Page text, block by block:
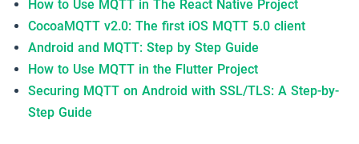
How to Use MQTT in The React Native Project
CocoaMQTT v2.0: The first iOS MQTT 5.0 client
Android and MQTT: Step by Step Guide
How to Use MQTT in the Flutter Project
Securing MQTT on Android with SSL/TLS: A Step-by-
Step Guide